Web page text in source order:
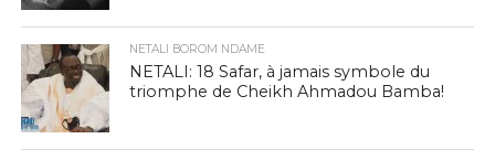
NETALI BOROM NDAME
NETALI: 18 Safar, à jamais symbole du
triomphe de Cheikh Ahmadou Bamba!